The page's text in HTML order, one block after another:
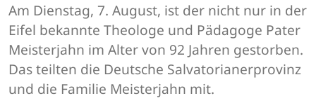
Am Dienstag, 7. August, ist der nicht nur in der
Eifel bekannte Theologe und Pädagoge Pater
Meisterjahn im Alter von 92 Jahren gestorben.
Das teilten die Deutsche Salvatorianerprovinz
und die Familie Meisterjahn mit.